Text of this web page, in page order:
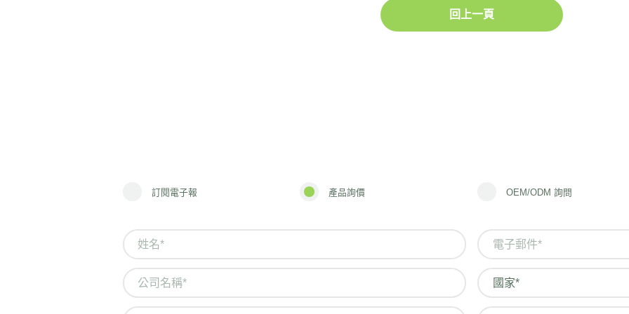
回上一頁
訂閱電子報 產品詢價 OEM/ODM 詢問